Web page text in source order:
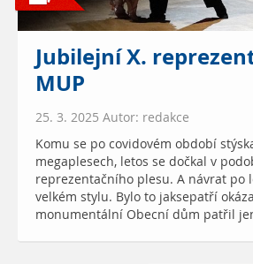
Jubilejní X.
MUP
25. 3. 2025 Autor: redakce
Komu se po covidovém období
megaplesech, letos se dočkal v
reprezentačního plesu. A návrat po
velkém stylu. Bylo to jaksepatří
monumentální Obecní dům patřil